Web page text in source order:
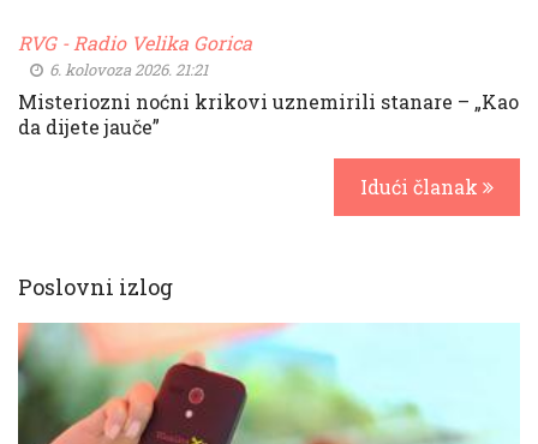
RVG - Radio Velika Gorica
6. kolovoza 2026. 21:21
Misteriozni noćni krikovi uznemirili stanare – „Kao
da dijete jauče”
Idući članak
Poslovni izlog